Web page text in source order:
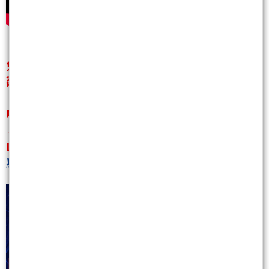
免費飆股推薦
歡迎加入
唯一本人LINE官方帳號
↓↓↓
Line搜尋：【@we178】
點此連結：